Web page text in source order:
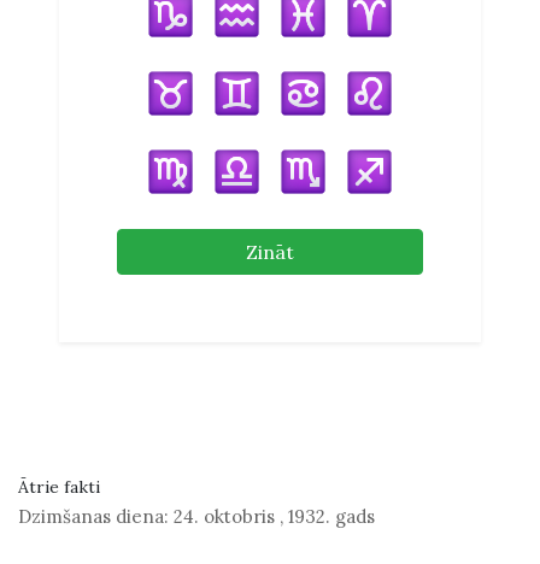
Zināt
Ātrie fakti
Dzimšanas diena: 24. oktobris , 1932. gads